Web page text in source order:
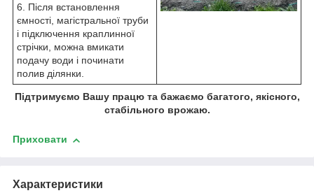
6. Після встановлення
ємності, магістральної труби
і підключення краплинної
стрічки, можна вмикати
подачу води і починати
полив ділянки.
Підтримуємо Вашу працю та бажаємо багатого, якісного,
стабільного врожаю.
Приховати
Характеристики